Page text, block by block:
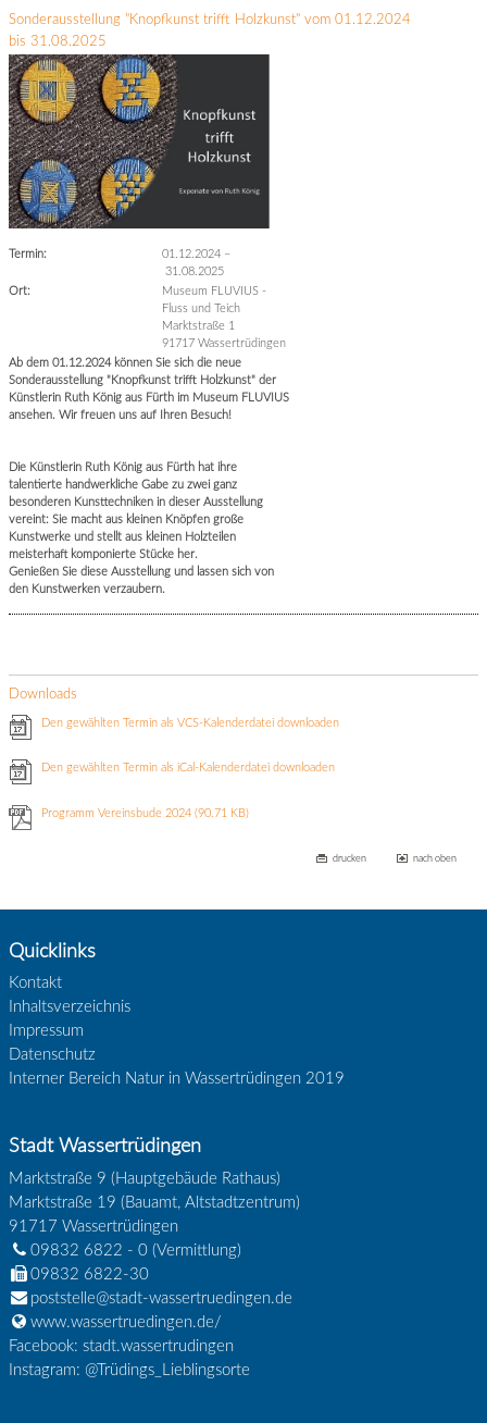
Sonderausstellung "Knopfkunst trifft Holzkunst" vom 01.12.2024
bis 31.08.2025
Termin: 01.12.2024 –
31.08.2025
Ort:
Museum FLUVIUS -
Fluss und Teich
Marktstraße 1
91717 Wassertrüdingen
Ab dem 01.12.2024 können Sie sich die neue
Sonderausstellung "Knopfkunst trifft Holzkunst" der
Künstlerin Ruth König aus Fürth im Museum FLUVIUS
ansehen. Wir freuen uns auf Ihren Besuch!
Die Künstlerin Ruth König aus Fürth hat ihre
talentierte handwerkliche Gabe zu zwei ganz
besonderen Kunsttechniken in dieser Ausstellung
vereint: Sie macht aus kleinen Knöpfen große
Kunstwerke und stellt aus kleinen Holzteilen
meisterhaft komponierte Stücke her.
Genießen Sie diese Ausstellung und lassen sich von
den Kunstwerken verzaubern.
Downloads
Den gewählten Termin als VCS-Kalenderdatei downloaden
Den gewählten Termin als iCal-Kalenderdatei downloaden
Programm Vereinsbude 2024(90.71 KB)
drucken nach oben
Quicklinks
Kontakt
Inhaltsverzeichnis
Impressum
Datenschutz
Interner Bereich Natur in Wassertrüdingen 2019
Stadt Wassertrüdingen
Marktstraße 9 (Hauptgebäude Rathaus)
Marktstraße 19 (Bauamt, Altstadtzentrum)
91717 Wassertrüdingen
09832 6822 - 0(Vermittlung)
09832 6822-30
poststelle@stadt-wassertruedingen.de
www.wassertruedingen.de/
Facebook: stadt.wassertrudingen
Instagram: @Trüdings_Lieblingsorte